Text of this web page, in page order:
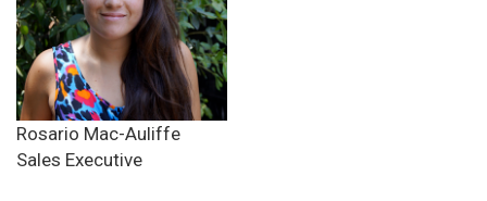
Rosario Mac-Auliffe
Sales Executive